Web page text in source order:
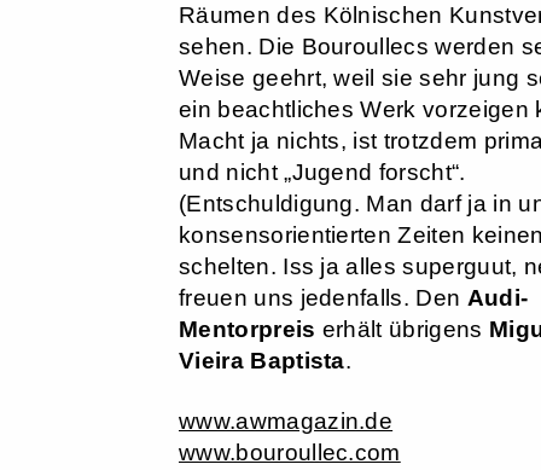
Räumen des Kölnischen
sehen. Die Bouroullecs werden
Weise geehrt, weil sie sehr jung
ein beachtliches Werk vorzeigen
Macht ja nichts, ist trotzdem
und nicht „Jugend forscht“.
(Entschuldigung. Man darf ja in
konsensorientierten Zeiten
schelten. Iss ja alles superguut,
freuen uns jedenfalls. Den Audi-
Mentorpreis erhält übrigens
Vieira Baptista.
www.awmagazin.de
www.bouroullec.com